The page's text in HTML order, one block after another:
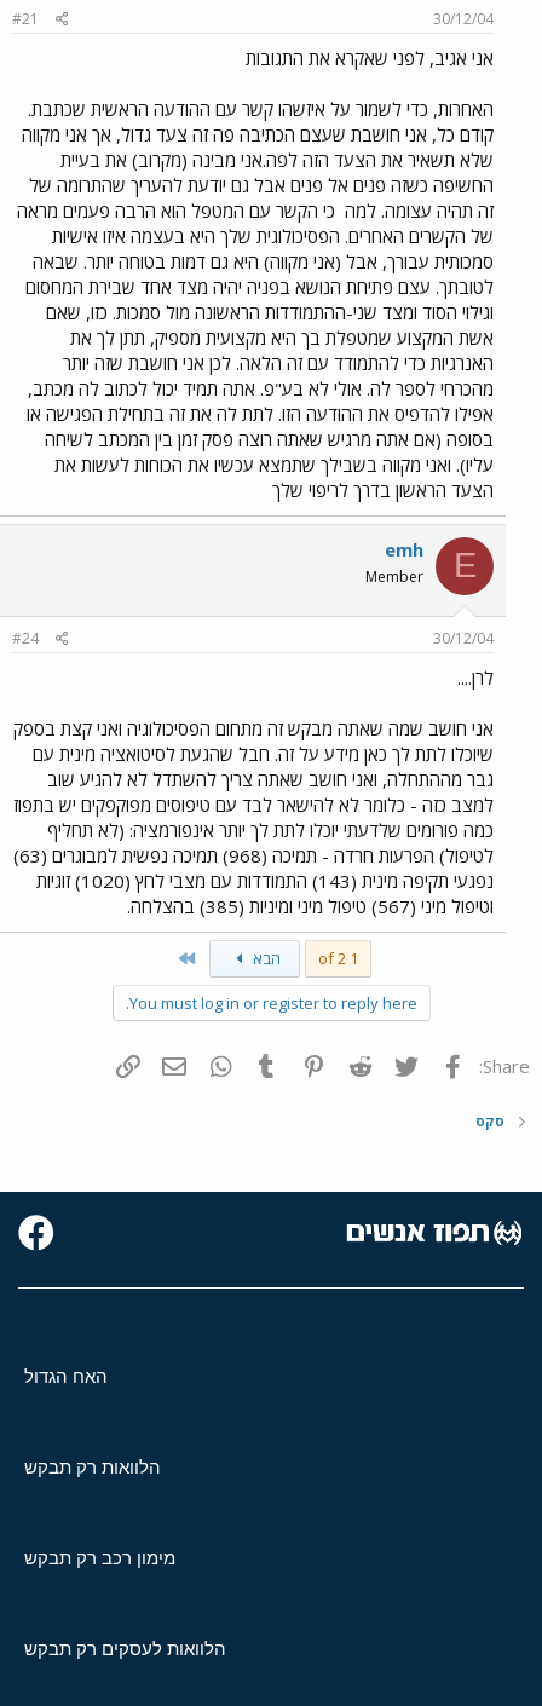
30/12/04
#21
אני אגיב, לפני שאקרא את התגובות
האחרות, כדי לשמור על איזשהו קשר עם ההודעה הראשית שכתבת.
קודם כל, אני חושבת שעצם הכתיבה פה זה צעד גדול, אך אני מקווה
שלא תשאיר את הצעד הזה לפה.אני מבינה (מקרוב) את בעיית
החשיפה כשזה פנים אל פנים אבל גם יודעת להעריך שהתרומה של
זה תהיה עצומה. למה כי הקשר עם המטפל הוא הרבה פעמים מראה
של הקשרים האחרים. הפסיכולוגית שלך היא בעצמה איזו אישיות
סמכותית עבורך, אבל (אני מקווה) היא גם דמות בטוחה יותר. שבאה
לטובתך. עצם פתיחת הנושא בפניה יהיה מצד אחד שבירת המחסום
וגילוי הסוד ומצד שני-ההתמודדות הראשונה מול סמכות. כזו, שאם
אשת המקצוע שמטפלת בך היא מקצועית מספיק, תתן לך את
האנרגיות כדי להתמודד עם זה הלאה. לכן אני חושבת שזה יותר
מהכרחי לספר לה. אולי לא בע"פ. אתה תמיד יכול לכתוב לה מכתב,
אפילו להדפיס את ההודעה הזו. לתת לה את זה בתחילת הפגישה או
בסופה (אם אתה מרגיש שאתה רוצה פסק זמן בין המכתב לשיחה
עליו). ואני מקווה בשבילך שתמצא עכשיו את הכוחות לעשות את
הצעד הראשון בדרך לריפוי שלך
E
emh
Member
30/12/04
#24
לרן....
אני חושב שמה שאתה מבקש זה מתחום הפסיכולוגיה ואני קצת בספק
שיוכלו לתת לך כאן מידע על זה. חבל שהגעת לסיטואציה מינית עם
גבר מההתחלה, ואני חושב שאתה צריך להשתדל לא להגיע שוב
למצב כזה - כלומר לא להישאר לבד עם טיפוסים מפוקפקים יש בתפוז
כמה פורומים שלדעתי יוכלו לתת לך יותר אינפורמציה: (לא תחליף
לטיפול) הפרעות חרדה - תמיכה (968) תמיכה נפשית למבוגרים (63)
נפגעי תקיפה מינית (143) התמודדות עם מצבי לחץ (1020) זוגיות
וטיפול מיני (567) טיפול מיני ומיניות (385) בהצלחה.
1 of 2 הבא
You must log in or register to reply here.
Share: פייסבוק Twitter
Reddit
Pinterest
Tumblr
WhatsAppדואר אלקטרוני
סקס
האח הגדול
הלוואות רק תבקש
מימון רכב רק תבקש
הלוואות לעסקים רק תבקש